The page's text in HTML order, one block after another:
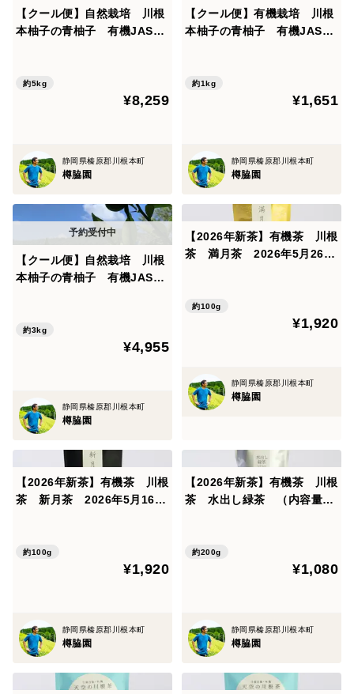
■発送について
クト」、もしくは「宅急便」にて、発送いたします。
く）に発送いたします。
●銀行振込・コンビニ決済でお支払い場合
ご入金の確認ができた日より、5営業日以内 （土・
日・祝日を除く） に発送いたします。
※なるべく早めの発送を心がけておりますが、1名で対
応しているため、出張等により、お時間をいただく場合
があります。予めご了承ください。
税込み5,000円以上のご注文で、ご利用いただけます。
注文画面の備考欄に、配達希望日・時間帯をご記入くだ
ご注文日から3日目以降の日時の指定が可能で、ご指定
いただける時間帯は、以下のとおりです。
●午前中
●14時頃～16時頃
●19時頃～21時頃
※上記条件を満たしていない場合や、各地域における配
【クール便】自然栽培 川根
本柚子の青柚子 有機JAS
約5kg
¥8,259
静岡県榛原郡川根本町
樽脇園
【クール便】有機栽培 川根
本柚子の青柚子 有機JAS
約1kg
¥1,651
静岡県榛原郡川根本町
樽脇園
【クール便】自然栽培 川根
本柚子の青柚子 有機JAS
約3kg
¥4,955
静岡県榛原郡川根本町
樽脇園
【2026年新茶】有機茶 川根
茶 満月茶 2026年5月26日
約100g
¥1,920
静岡県榛原郡川根本町
樽脇園
【2026年新茶】有機茶 川根
茶 新月茶 2026年5月16日
約100g
¥1,920
静岡県榛原郡川根本町
樽脇園
【2026年新茶】有機茶 川根
茶 水出し緑茶 （内容量：
約200g
¥1,080
静岡県榛原郡川根本町
樽脇園